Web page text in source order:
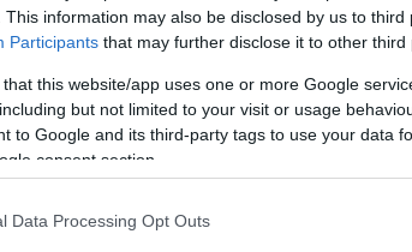
This information may also be disclosed by us to third
Participants that may further disclose it to other third
that this website/app uses one or more Google
but not limited to your visit or usage
to Google and its third-party tags to use your data
consent section.
Data Processing Opt Outs